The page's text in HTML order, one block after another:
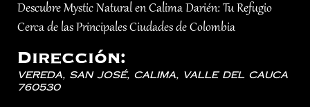
Descubre Mystic Natural en Calima Darién: Tu Refugio
Cerca de las Principales Ciudades de Colombia
Dirección:
Vereda, San José, Calima, Valle del Cauca
760530